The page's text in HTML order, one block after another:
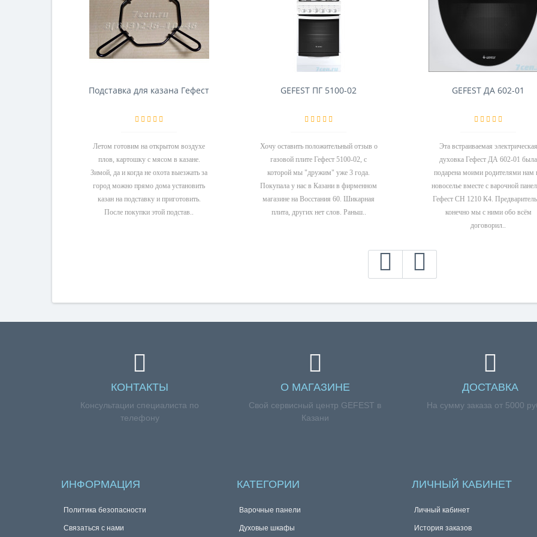
Подставка для казана Гефест
Летом готовим на открытом воздухе
плов, картошку с мясом в казане.
Зимой, да и когда не охота выезжать за
город можно прямо дома установить
казан на подставку и приготовить.
После покупки этой подстав..
GEFEST ПГ 5100-02
Хочу оставить положительный отзыв о
газовой плите Гефест 5100-02, с
которой мы "дружим" уже 3 года.
Покупала у нас в Казани в фирменном
магазине на Восстания 60. Шикарная
плита, других нет слов. Раньш..
GEFEST ДА 602-01
Эта встраиваемая электрическая
духовка Гефест ДА 602-01 была
подарена моими родителями нам
новоселье вместе с варочной
Гефест СН 1210 К4.
конечно мы с ними обо всём
договорил..
КОНТАКТЫ
Консультации специалиста по
телефону
О МАГАЗИНЕ
Свой сервисный центр GEFEST в
Казани
ДОСТАВКА
На сумму заказа от 5000
ИНФОРМАЦИЯ
Политика безопасности
Связаться с нами
КАТЕГОРИИ
Варочные панели
Духовые шкафы
ЛИЧНЫЙ КАБИНЕТ
Личный кабинет
История заказов